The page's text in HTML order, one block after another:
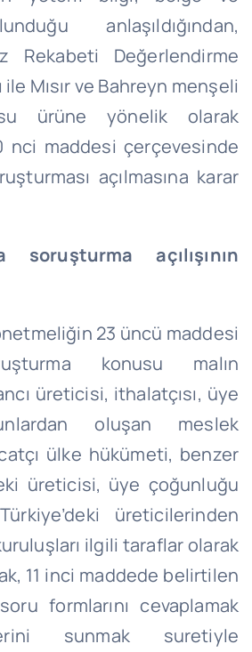
anlaşıldığından,
Rekabeti Değerlendirme
Mısır ve Bahreyn menşeli
ürüne yönelik olarak
nci maddesi çerçevesinde
açılmasına karar
açılışının
23 üncü maddesi
konusu malın
üreticisi, ithalatçısı, üye
oluşan meslek
ülke hükümeti, benzer
üreticisi, üye çoğunluğu
üreticilerinden
ilgili taraflar olarak
11 inci maddede belirtilen
formlarını cevaplamak
sunmak suretiyle